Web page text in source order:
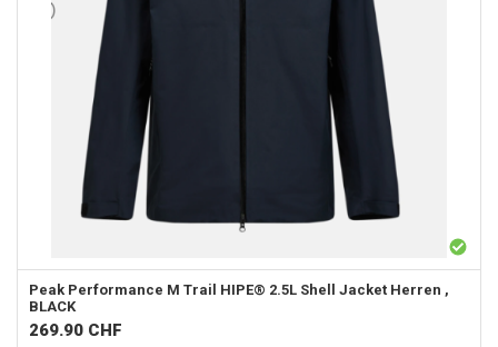
Peak Performance M Trail HIPE® 2.5L Shell Jacket Herren ,
BLACK
269.90 CHF